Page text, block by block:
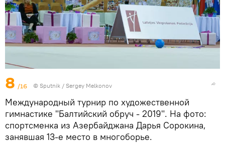
8 /16 © Sputnik / Sergey Melkonov
Международный турнир по художественной
гимнастике "Балтийский обруч - 2019". На фото:
спортсменка из Азербайджана Дарья Сорокина,
занявшая 13-е место в многоборье.